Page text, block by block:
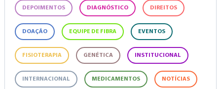
DEPOIMENTOS DIAGNÓSTICO DIREITOS
DOAÇÃO EQUIPE DE FIBRA EVENTOS
FISIOTERAPIA GENÉTICA INSTITUCIONAL
INTERNACIONAL MEDICAMENTOS NOTÍCIAS